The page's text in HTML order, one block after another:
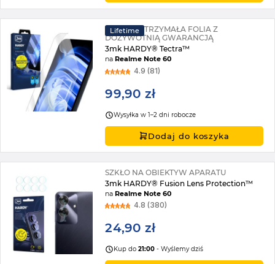
Lifetime
SUPERWYTRZYMAŁA FOLIA Z
DOŻYWOTNIĄ GWARANCJĄ
3mk HARDY® Tectra™
naRealme Note 60
4.9 (81)
99,90 zł
Wysyłka w 1–2 dni robocze
Dodaj do koszyka
SZKŁO NA OBIEKTYW APARATU
3mk HARDY® Fusion Lens Protection™
naRealme Note 60
4.8 (380)
24,90 zł
Kup do21:00 - Wyślemy dziś